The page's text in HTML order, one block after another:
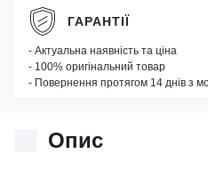
Опис
ГАРАНТІЇ
- Актуальна наявність та ціна
- 100% оригінальний товар
- Повернення протягом 14 днів з